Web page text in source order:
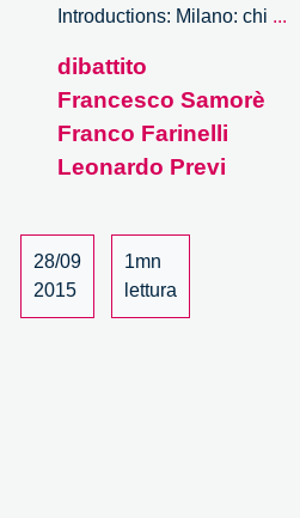
Introductions: Milano: chi ...
dibattito
Francesco Samorè
Franco Farinelli
Leonardo Previ
28/09
2015
1mn
lettura